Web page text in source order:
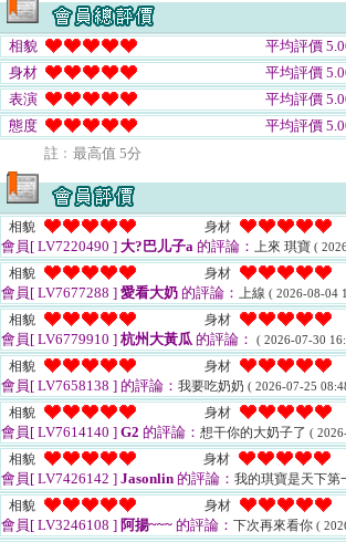
相貌
平均評價
身材
平均評價
表演
平均評價
態度
平均評價
註﹕最高值 5分
相貌 身材
會員[ LV7220490 ] 大?巴儿子a 的評論： 上來 琪寶 (
相貌 身材
會員[ LV7677288 ] 愛看大奶 的評論： 上線 ( 2026-08-04
相貌 身材
會員[ LV6779910 ] 杭州大黃瓜 的評論： ( 2026-07-30
相貌 身材
會員[ LV7658138 ] 的評論： 我要吃奶奶 ( 2026-07-25
相貌 身材
會員[ LV7614140 ] G2 的評論： 想干你的大奶子了 (
相貌 身材
會員[ LV7426142 ] Jasonlin 的評論： 我的琪寶是天下
相貌
身材
會員[ LV3246108 ] 阿揚~~~ 的評論： 下次再來看你 (